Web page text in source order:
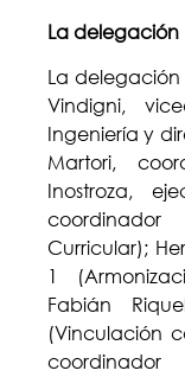
La delegación
La
Vindigni,
Ingeniería y
Martori,
Inostroza,
Curricular);
1
Fabián
(Vinculación